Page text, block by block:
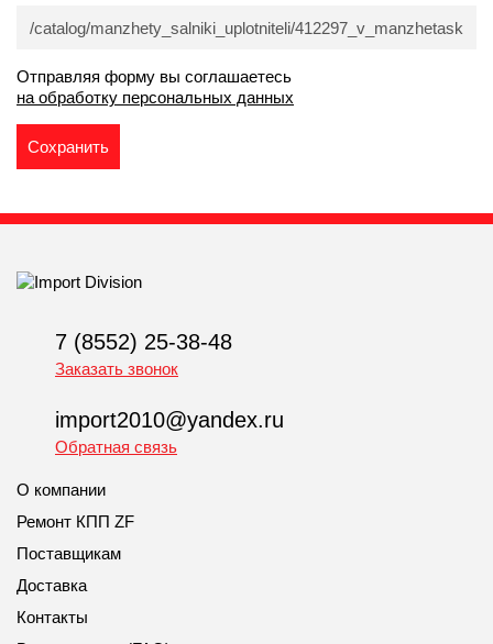
Отправляя форму вы соглашаетесь
на обработку персональных данных
7 (8552) 25-38-48
Заказать звонок
import2010@yandex.ru
Обратная связь
О компании
Ремонт КПП ZF
Поставщикам
Доставка
Контакты